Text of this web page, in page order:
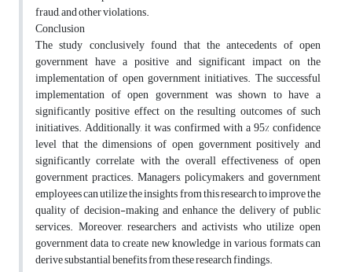
fraud, and other violations.
Conclusion
The study conclusively found that the antecedents of open
government have a positive and significant impact on the
implementation of open government initiatives. The successful
implementation of open government was shown to have a
significantly positive effect on the resulting outcomes of such
initiatives. Additionally, it was confirmed with a 95% confidence
level that the dimensions of open government positively and
significantly correlate with the overall effectiveness of open
government practices. Managers, policymakers, and government
employees can utilize the insights from this research to improve the
quality of decision-making and enhance the delivery of public
services. Moreover, researchers and activists who utilize open
government data to create new knowledge in various formats can
derive substantial benefits from these research findings.